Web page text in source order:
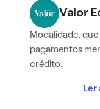
Valor
Modalidade,
pagamentos
crédito.
Ler